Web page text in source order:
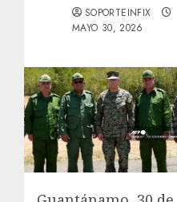
SOPORTEINFIX
MAYO 30, 2026